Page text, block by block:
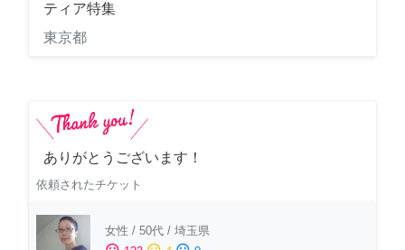
ティア特集
東京都
ありがとうございます！
依頼されたチケット
女性 / 50代 / 埼玉県